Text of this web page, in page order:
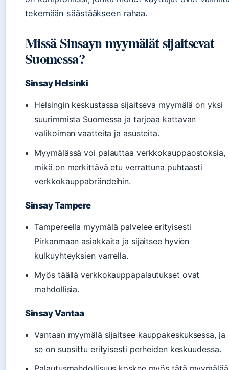
tekemään säästääkseen rahaa.
Missä Sinsayn myymälät sijaitsevat
Suomessa?
Sinsay Helsinki
Helsingin keskustassa sijaitseva myymälä on yksi
suurimmista Suomessa ja tarjoaa kattavan
valikoiman vaatteita ja asusteita.
Myymälässä voi palauttaa verkkokauppaostoksia,
mikä on merkittävä etu verrattuna puhtaasti
verkkokauppabrändeihin.
Sinsay Tampere
Tampereella myymälä palvelee erityisesti
Pirkanmaan asiakkaita ja sijaitsee hyvien
kulkuyhteyksien varrella.
Myös täällä verkkokauppapalautukset ovat
mahdollisia.
Sinsay Vantaa
Vantaan myymälä sijaitsee kauppakeskuksessa, ja
se on suosittu erityisesti perheiden keskuudessa.